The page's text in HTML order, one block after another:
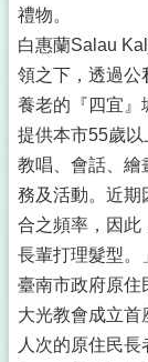
本
會
場
館
社
團
名
冊
札
哈
木
市
集
攤
禮物。
白惠蘭Salau
領之下，透過公
養老的『四宜』
提供本市55歲
教唱、會話、繪
務及活動。近期
合之頻率，因此
長輩打理髮型。
臺南市政府原住
大光教會成立首
人次的原住民